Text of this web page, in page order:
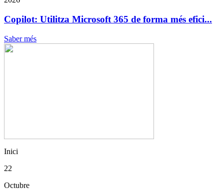
Copilot: Utilitza Microsoft 365 de forma més efici...
Saber més
Inici
22
Octubre